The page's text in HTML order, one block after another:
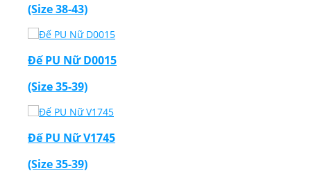
(Size 38-43)
Đế PU Nữ D0015
(Size 35-39)
Đế PU Nữ V1745
(Size 35-39)